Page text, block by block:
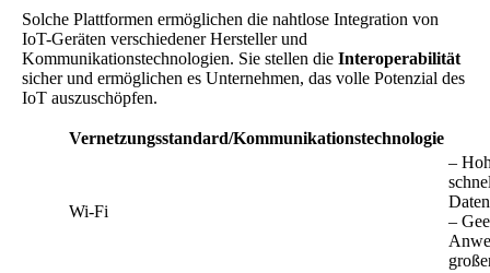
Solche Plattformen ermöglichen die nahtlose Integration von
IoT-Geräten verschiedener Hersteller und
Kommunikationstechnologien. Sie stellen die Interoperabilität
sicher und ermöglichen es Unternehmen, das volle Potenzial des
IoT auszuschöpfen.
Vernetzungsstandard/Kommunikationstechnologie
Wi-Fi
–
–